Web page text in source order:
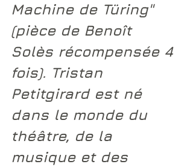
Machine de Türing"
(pièce de Benoît
Solès récompensée 4
fois). Tristan
Petitgirard est né
dans le monde du
théâtre, de la
musique et des